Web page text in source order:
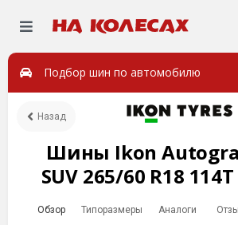
Подбор шин по автомобилю
Назад
Шины Ikon
SUV 265/60 R18 114T
Обзор Типоразмеры Аналоги